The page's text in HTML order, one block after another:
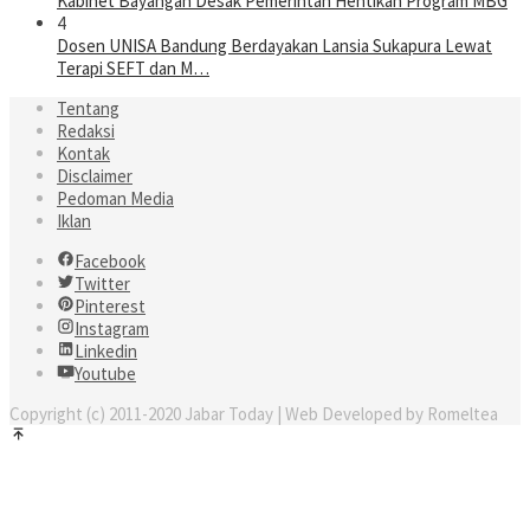
4
Dosen UNISA Bandung Berdayakan Lansia Sukapura Lewat
Terapi SEFT dan M…
Tentang
Redaksi
Kontak
Disclaimer
Pedoman Media
Iklan
Facebook
Twitter
Pinterest
Instagram
Linkedin
Youtube
Copyright (c) 2011-2020 Jabar Today | Web Developed by Romeltea